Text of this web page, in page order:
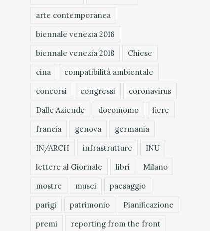
arte contemporanea
biennale venezia 2016
biennale venezia 2018
Chiese
cina
compatibilità ambientale
concorsi
congressi
coronavirus
Dalle Aziende
docomomo
fiere
francia
genova
germania
IN/ARCH
infrastrutture
INU
lettere al Giornale
libri
Milano
mostre
musei
paesaggio
parigi
patrimonio
Pianificazione
premi
reporting from the front